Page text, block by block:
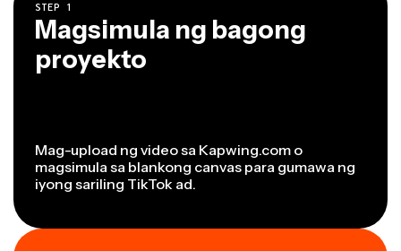
STEP 1
Magsimula ng bagong
proyekto
Mag-upload ng video sa Kapwing.com o
magsimula sa blankong canvas para gumawa ng
iyong sariling TikTok ad.